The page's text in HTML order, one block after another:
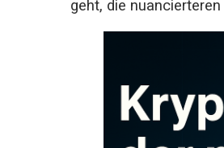
geht, die